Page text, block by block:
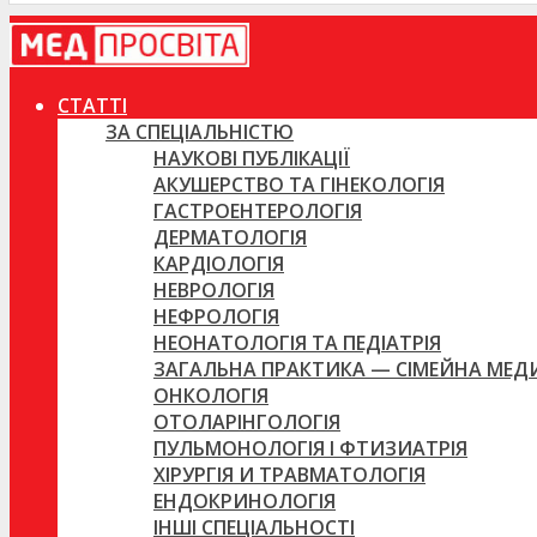
СТАТТІ
ЗА СПЕЦІАЛЬНІСТЮ
НАУКОВІ ПУБЛІКАЦІЇ
АКУШЕРСТВО ТА ГІНЕКОЛОГІЯ
ГАСТРОЕНТЕРОЛОГІЯ
ДЕРМАТОЛОГІЯ
КАРДІОЛОГІЯ
НЕВРОЛОГІЯ
НЕФРОЛОГІЯ
НЕОНАТОЛОГІЯ ТА ПЕДІАТРІЯ
ЗАГАЛЬНА ПРАКТИКА — СІМЕЙНА
ОНКОЛОГІЯ
ОТОЛАРІНГОЛОГІЯ
ПУЛЬМОНОЛОГІЯ І ФТИЗИАТРІЯ
ХІРУРГІЯ И ТРАВМАТОЛОГІЯ
ЕНДОКРИНОЛОГІЯ
ІНШІ СПЕЦІАЛЬНОСТІ